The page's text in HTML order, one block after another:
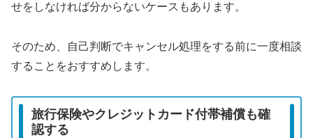
せをしなければ分からないケースもあります。
そのため、自己判断でキャンセル処理をする前に一度相談
することをおすすめします。
旅行保険やクレジットカード付帯補償も確
認する